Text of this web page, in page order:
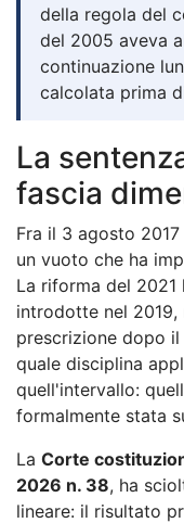
della regola del
del 2005 aveva
continuazione
calcolata prima
La
fascia
Fra il 3 agosto
un vuoto che ha
La riforma del
introdotte nel 2019,
prescrizione dopo
quale disciplina
quell'intervallo:
formalmente stata
La Corte
2026 n. 38, ha
lineare: il risultato